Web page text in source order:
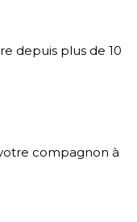
depuis plus de 10
compagnon à